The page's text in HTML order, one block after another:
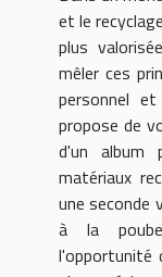
et le
plus
mêler ces
personnel
propose de
d'un album
matériaux
une seconde
à la
l'opportunité